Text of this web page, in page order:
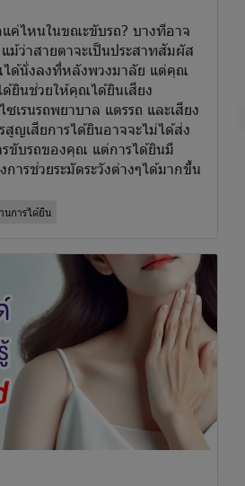
ค่ไหนในขณะขับรถ? บางทีอาจ
ว่าสายตาจะเป็นประสาทสัมผัส
ด้นั่งลงที่หลังพวงมาลัย แต่คุณ
ด้ยินช่วยให้คุณได้ยินเสียง
เรนรถพยาบาล แตรรถ และเสียง
สูญเสียการได้ยินอาจจะไม่ได้ส่ง
ขับรถของคุณ แต่การได้ยินมี
การช่วยระมัดระวังต่างๆได้มากขึ้น
นการได้ยิน